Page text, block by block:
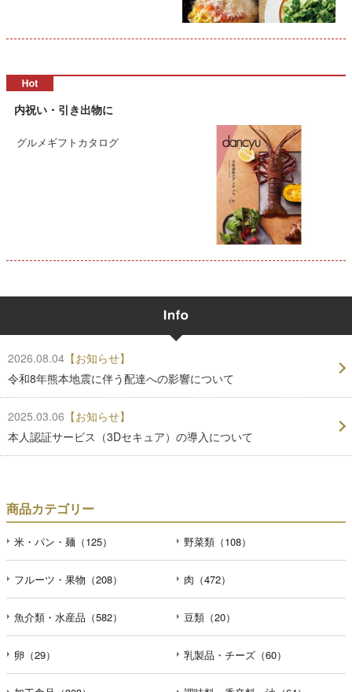
内祝い・引き出物に
グルメギフトカタログ
2026.08.04 【お知らせ】
令和8年熊本地震に伴う配達への影響について
2025.03.06 【お知らせ】
本人認証サービス（3Dセキュア）の導入について
商品カテゴリー
米・パン・麺（125） 野菜類（108）
フルーツ・果物（208） 肉（472）
魚介類・水産品（582） 豆類（20）
卵（29） 乳製品・チーズ（60）